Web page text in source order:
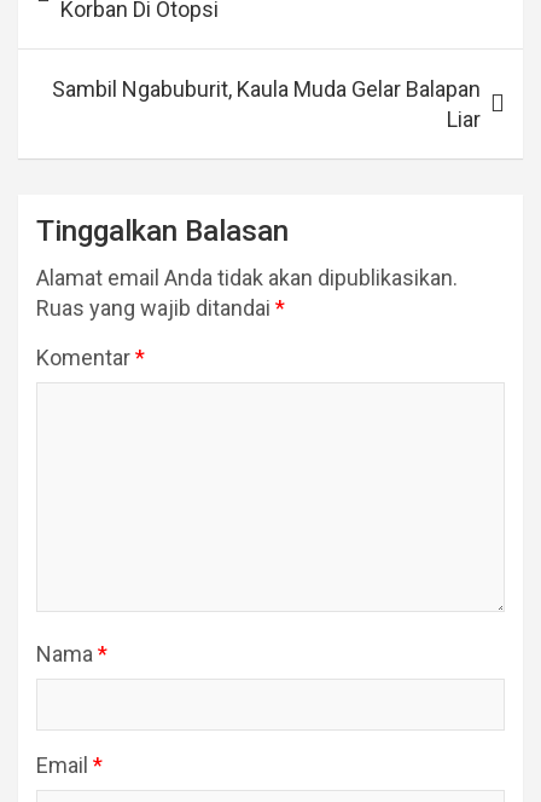
Korban Di Otopsi
Sambil Ngabuburit, Kaula Muda Gelar Balapan
Liar
Tinggalkan Balasan
Alamat email Anda tidak akan dipublikasikan.
Ruas yang wajib ditandai *
Komentar*
Nama*
Email *